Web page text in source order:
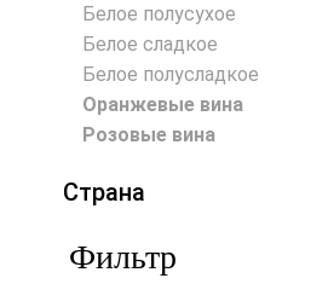
Белое полусухое
Белое сладкое
Белое полусладкое
Оранжевые вина
Розовые вина
Страна
Австрия
Фильтр